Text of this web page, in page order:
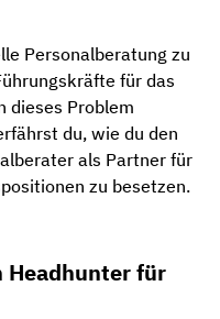
Personalberatung zu
für das
dieses Problem
du, wie du den
als Partner für
zu besetzen.
Headhunter für